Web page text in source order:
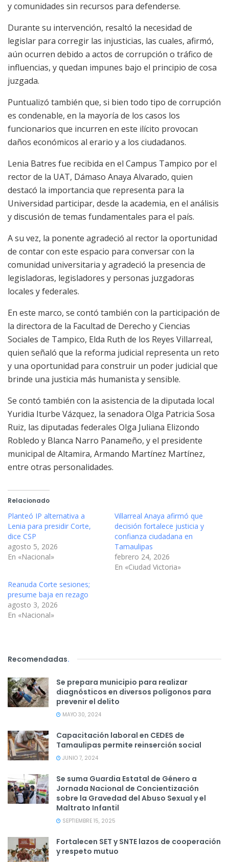
y comunidades sin recursos para defenderse.
Durante su intervención, resaltó la necesidad de
legislar para corregir las injusticias, las cuales, afirmó,
aún ocurren debido a actos de corrupción o tráfico de
influencias, y quedan impunes bajo el principio de cosa
juzgada.
Puntualizó también que, si bien todo tipo de corrupción
es condenable, en la mayoría de los casos los
funcionarios que incurren en este ilícito provocan
daños económicos al erario y a los ciudadanos.
Lenia Batres fue recibida en el Campus Tampico por el
rector de la UAT, Dámaso Anaya Alvarado, quien
destacó la importancia que representa para la
Universidad participar, desde la academia, en el análisis
y discusión de temas fundamentales para el país.
A su vez, la ponente agradeció al rector la oportunidad
de contar con este espacio para conversar con la
comunidad universitaria y agradeció la presencia de
legisladoras, legisladores y personas juzgadoras
locales y federales.
En este marco, se contó también con la participación de
la directora de la Facultad de Derecho y Ciencias
Sociales de Tampico, Elda Ruth de los Reyes Villarreal,
quien señaló que la reforma judicial representa un reto
y una oportunidad para construir un poder judicial que
brinde una justicia más humanista y sensible.
Se contó también con la asistencia de la diputada local
Yuridia Iturbe Vázquez, la senadora Olga Patricia Sosa
Ruiz, las diputadas federales Olga Juliana Elizondo
Robledo y Blanca Narro Panameño, y el presidente
municipal de Altamira, Armando Martínez Martínez,
entre otras personalidades.
Relacionado
Planteó IP alternativa a
Lenia para presidir Corte,
dice CSP
agosto 5, 2026
En «Nacional»
Villarreal Anaya afirmó que
decisión fortalece justicia y
confianza ciudadana en
Tamaulipas
febrero 24, 2026
En «Ciudad Victoria»
Reanuda Corte sesiones;
presume baja en rezago
agosto 3, 2026
En «Nacional»
Recomendadas.
Se prepara municipio para realizar
diagnósticos en diversos polígonos para
prevenir el delito
MAYO 30, 2024
Capacitación laboral en CEDES de
Tamaulipas permite reinserción social
JUNIO 7, 2024
Se suma Guardia Estatal de Género a
Jornada Nacional de Concientización
sobre la Gravedad del Abuso Sexual y el
Maltrato Infantil
SEPTIEMBRE 15, 2025
Fortalecen SET y SNTE lazos de cooperación
y respeto mutuo